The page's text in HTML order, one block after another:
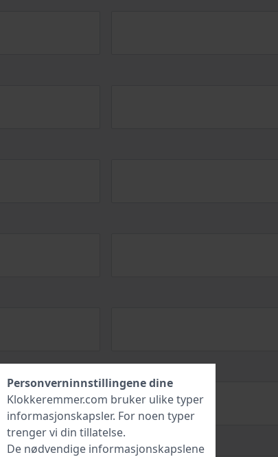
Personverninnstillingene dine
Klokkeremmer.com bruker ulike typer
informasjonskapsler. For noen typer
trenger vi din tillatelse.
De nødvendige informasjonskapslene